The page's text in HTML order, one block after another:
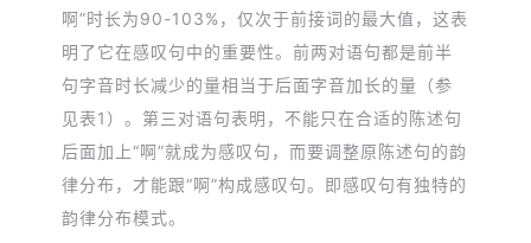
啊”时长为90-103%，仅次于前接词的最大值，这表
明了它在感叹句中的重要性。前两对语句都是前半
句字音时长减少的量相当于后面字音加长的量（参
见表1）。第三对语句表明，不能只在合适的陈述句
后面加上“啊”就成为感叹句，而要调整原陈述句的韵
律分布，才能跟“啊”构成感叹句。即感叹句有独特的
韵律分布模式。